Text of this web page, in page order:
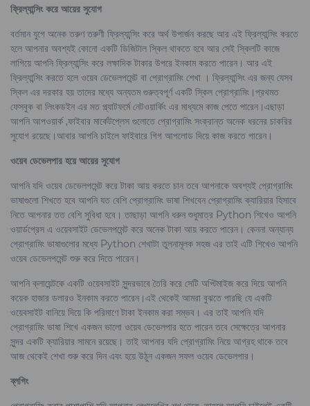
ফ্রিল্যান্সিং করে আয়ের সুযোগ
বর্তমান যুগে অনেক তরুণ তরুণী ফ্রিল্যান্সিং করে অর্থ উপার্জন করছে আর এই ফ্রিল্যান্সিং করতে
হলে আপনার অবশ্যই কোনো একটি ডিজিটাল স্কিল থাকতে হবে আর সেই স্কিলটি কাজে
লাগিয়ে আপনি ফ্রিল্যান্সিং করে লক্ষাদিক টাকার উপরে ইনকাম করতে পারেন। আর এই
ফ্রিল্যান্সিং করতে হলে ওয়েব ডেভেলপমেন্ট বা প্রোগ্রামিং শেখা । ফ্রিল্যান্সিং এর জন্য যেসব
স্কিল এর দরকার হয় তাদের মধ্যে অন্যতম গুরুত্বপূর্ণ একটি স্কিল প্রোগ্রামিং।প্রথমত
ফেসবুক বা লিংকডইন এর মত প্ল্যাটফর্মে নেটওয়ার্কিং এর মাধ্যমে কাজ পেতে পারেন।এছাড়া
আপনি আপওয়ার্ক ,ফাইবার মার্কেটপ্লেস গুলোতে প্রোগ্রামিং সংক্রান্ত অনেক ধরনের চাকরির
সুযোগ রয়েছে।আবার আপনি চাইলে ফাইবারে গিগ আপলোড দিয়ে কাজ করতে পারেন।
ওয়েব ডেভেলপার হয়ে আয়ের সুযোগ
আপনি যদি ওয়েব ডেভেলপমেন্ট করে টাকা আয় করতে চান তবে আপনাকে অবশ্যই প্রোগ্রামিং
ভাষাগুলো শিখতে হবে আপনি যত বেশি প্রোগ্রামিং ভাষা শিখবেন প্রোগ্রামিং ক্যারিয়ার হিসাবে
নিতে আপনার তত বেশি সুবিধা হবে। তাছাড়া আপনি ধরুন শুধুমাত্র Python শিখেও আপনি
ওয়ার্ডপ্রেস এ ওয়েবসাইট ডেভেলপমেন্ট করে অনেক টাকা আয় করতে পারেন। কেননা অন্যান্য
প্রোগ্রামিং ভাষাগুলোর মধ্যে Python শেখাটা তুলনামূলক সহজ এর তাই এটি শিখেও আপনি
ওয়েব ডেভেলপমেন্ট শুরু করে দিতে পারেন।
আপনি ক্লায়েন্টকে একটি ওয়েবসাইট সুন্দরভাবে তৈরি করে সেটি অপ্টিমাইজ করে দিয়ে আপনি
কয়েক হাজার ডলারও ইনকাম করতে পারেন।এই থেকেই আমরা বুঝতে পারছি যে একটি
ওয়েবসাইট বানিয়ে দিয়ে কি পরিমাণে টাকা ইনকাম করা সম্ভব। এর তাই আপনি যদি
প্রোগ্রামিং ভাষা শিখে একজন ভালো ওয়েব ডেভেলপার হতে পারেন তবে সেক্ষেত্রে আপনার
সুন্দর একটি ক্যারিয়ার সামনে রয়েছে। তাই আপনার যদি প্রোগ্রামিং নিয়ে আগ্রহ থাকে তবে
আজ থেকেই শেখা শুরু করে দিন এবং হয়ে উঠুন একজন সফল ওয়েব ডেভেলপার।
ব্লগিং